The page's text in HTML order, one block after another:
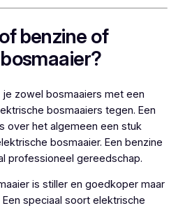
benzine of
zowel bosmaaiers met een
bosmaaiers tegen. Een
over het algemeen een stuk
bosmaaier. Een benzine
professioneel gereedschap.
is stiller en goedkoper maar
speciaal soort elektrische